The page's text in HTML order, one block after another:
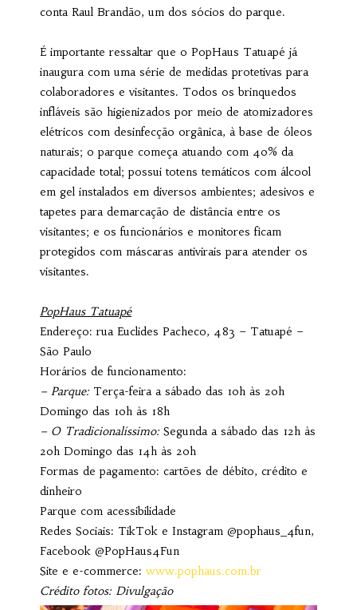
conta Raul Brandão, um dos sócios do parque.
É importante ressaltar que o PopHaus Tatuapé já
inaugura com uma série de medidas protetivas para
colaboradores e visitantes. Todos os brinquedos
infláveis são higienizados por meio de atomizadores
elétricos com desinfecção orgânica, à base de óleos
naturais; o parque começa atuando com 40% da
capacidade total; possui totens temáticos com álcool
em gel instalados em diversos ambientes; adesivos e
tapetes para demarcação de distância entre os
visitantes; e os funcionários e monitores ficam
protegidos com máscaras antivirais para atender os
visitantes.
PopHaus Tatuapé
Endereço: rua Euclides Pacheco, 483 – Tatuapé –
São Paulo
Horários de funcionamento:
– Parque: Terça-feira a sábado das 10h às 20h
Domingo das 10h às 18h
– O Tradicionalíssimo: Segunda a sábado das 12h às
20h Domingo das 14h às 20h
Formas de pagamento: cartões de débito, crédito e
dinheiro
Parque com acessibilidade
Redes Sociais: TikTok e Instagram @pophaus_4fun,
Facebook @PopHaus4Fun
Site e e-commerce: www.pophaus.com.br
Crédito fotos: Divulgação